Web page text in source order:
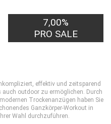
7,00%
PRO SALE
effektiv und zeitsparend
outdoor zu ermöglichen. Durch
Trockenanzügen haben Sie
Ganzkörper-Workout in
Wahl durchzuführen.